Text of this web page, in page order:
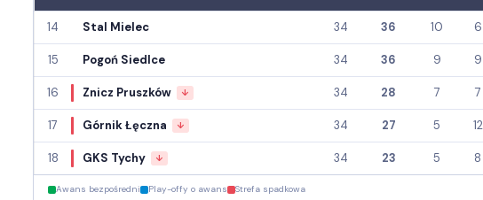
14 Stal Mielec 34 36 10 6
15 Pogoń Siedlce 34 36 9 9
16 Znicz Pruszków ↓ 34 28 7 7
17 Górnik Łęczna ↓ 34 27 5 12
18 GKS Tychy ↓ 34 23 5 8
Awans bezpośredni Play-offy o awans Strefa spadkowa